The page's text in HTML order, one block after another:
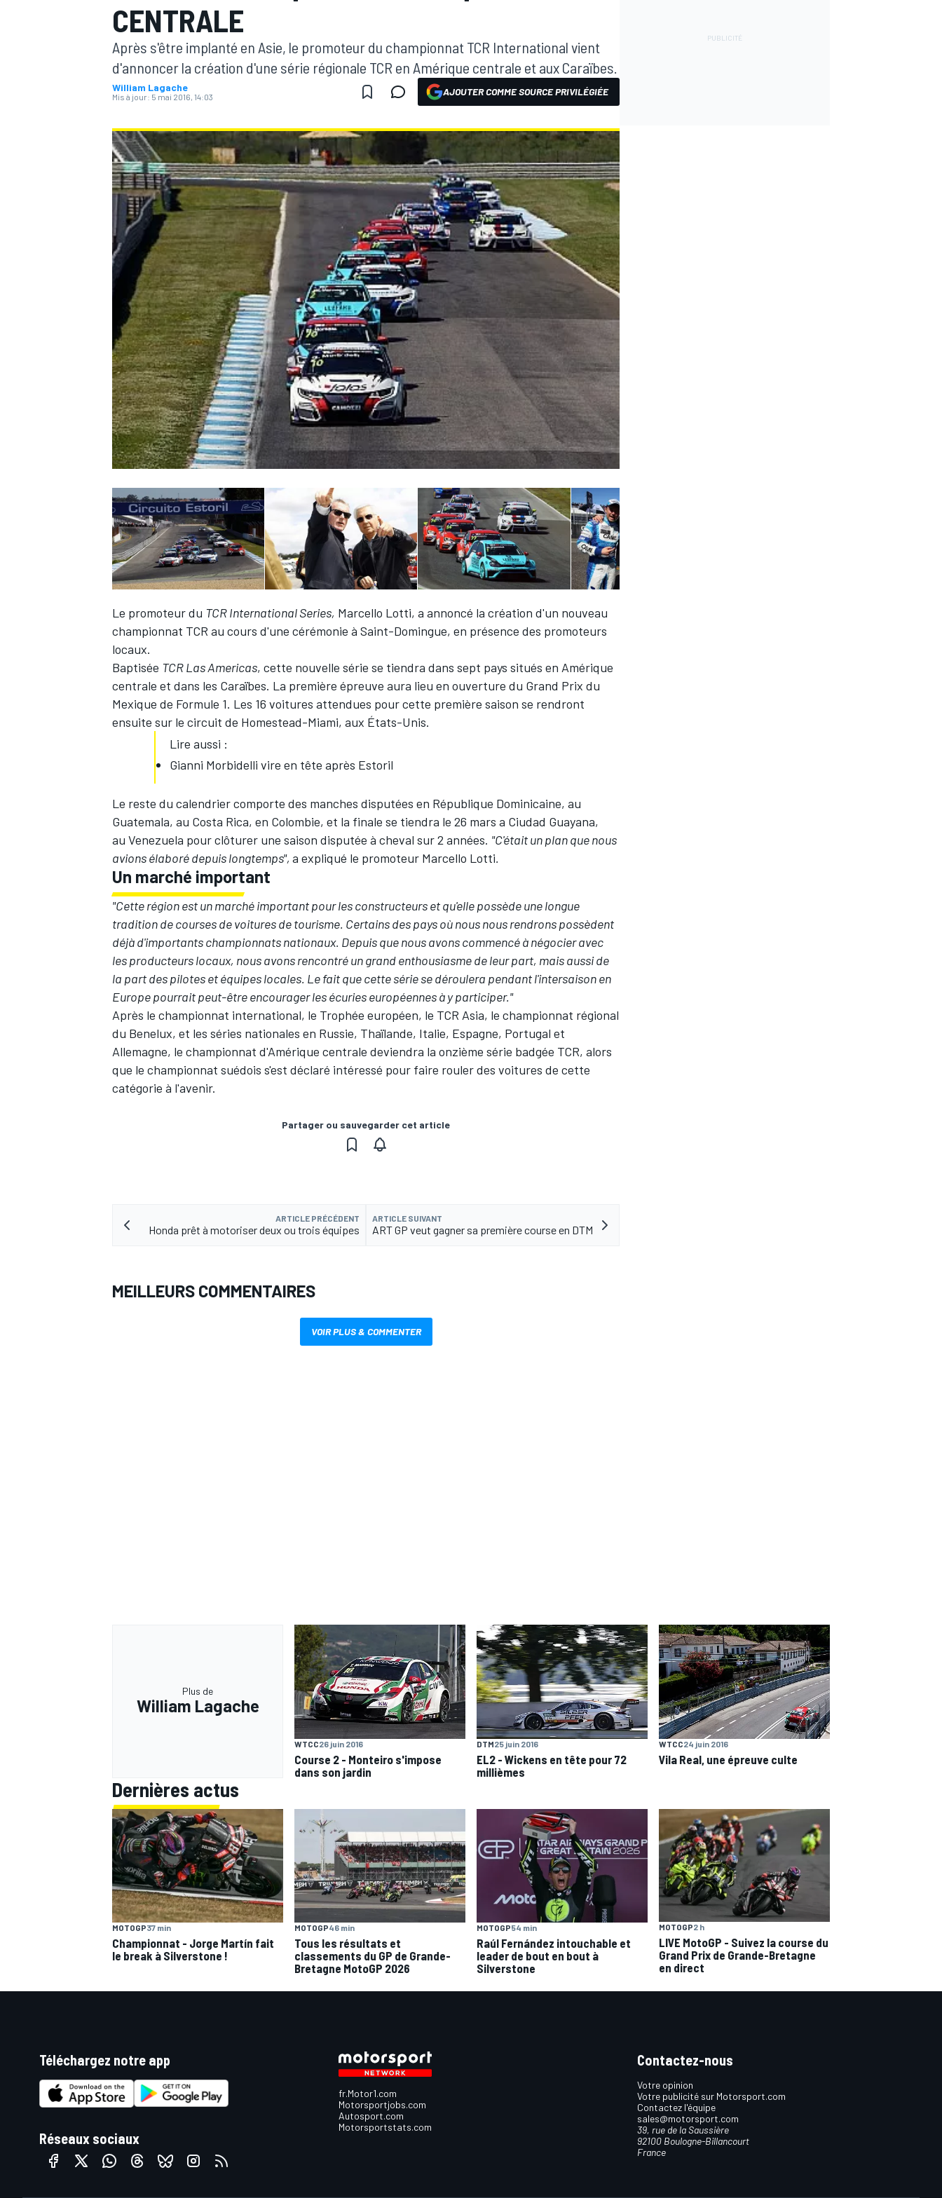
WRC
WEC
CENTRALE
Après s'être implanté en Asie, le promoteur du championnat TCR International vient
d'annoncer la création d'une série régionale TCR en Amérique centrale et aux Caraïbes.
William Lagache
Mis à jour: 5 mai 2016, 14:03 AJOUTER COMME SOURCE PRIVILÉGIÉE
Le promoteur du TCR International Series, Marcello Lotti, a annoncé la création d'un nouveau
championnat TCR au cours d'une cérémonie à Saint-Domingue, en présence des promoteurs
locaux.
Baptisée TCR Las Americas, cette nouvelle série se tiendra dans sept pays situés en Amérique
centrale et dans les Caraïbes. La première épreuve aura lieu en ouverture du Grand Prix du
Mexique de Formule 1. Les 16 voitures attendues pour cette première saison se rendront
ensuite sur le circuit de Homestead-Miami, aux États-Unis.
Lire aussi :
Gianni Morbidelli vire en tête après Estoril
Le reste du calendrier comporte des manches disputées en République Dominicaine, au
Guatemala, au Costa Rica, en Colombie, et la finale se tiendra le 26 mars a Ciudad Guayana,
au Venezuela pour clôturer une saison disputée à cheval sur 2 années. "C'était un plan que nous
avions élaboré depuis longtemps", a expliqué le promoteur Marcello Lotti.
Un marché important
"Cette région est un marché important pour les constructeurs et qu'elle possède une longue
tradition de courses de voitures de tourisme. Certains des pays où nous nous rendrons possèdent
déjà d'importants championnats nationaux. Depuis que nous avons commencé à négocier avec
les producteurs locaux, nous avons rencontré un grand enthousiasme de leur part, mais aussi de
la part des pilotes et équipes locales. Le fait que cette série se déroulera pendant l'intersaison en
Europe pourrait peut-être encourager les écuries européennes à y participer."
Après le championnat international, le Trophée européen, le TCR Asia, le championnat régional
du Benelux, et les séries nationales en Russie, Thaïlande, Italie, Espagne, Portugal et
Allemagne, le championnat d'Amérique centrale deviendra la onzième série badgée TCR, alors
que le championnat suédois s'est déclaré intéressé pour faire rouler des voitures de cette
catégorie à l'avenir.
Partager ou sauvegarder cet article
ARTICLE PRÉCÉDENT
Honda prêt à motoriser deux ou trois équipes
ARTICLE SUIVANT
ART GP veut gagner sa première course en DTM
MEILLEURS COMMENTAIRES
VOIR PLUS & COMMENTER
Plus de
William Lagache
WTCC26 juin 2016
Course 2 - Monteiro s'impose
dans son jardin
DTM25 juin 2016
EL2 - Wickens en tête pour 72
millièmes
WTCC24 juin 2016
Vila Real, une épreuve culte
Dernières actus
MOTOGP37 min
Championnat - Jorge Martín fait
le break à Silverstone !
MOTOGP46 min
Tous les résultats et
classements du GP de Grande-
Bretagne MotoGP 2026
MOTOGP54 min
Raúl Fernández intouchable et
leader de bout en bout à
Silverstone
MOTOGP2 h
LIVE MotoGP - Suivez la course du
Grand Prix de Grande-Bretagne
en direct
Téléchargez notre app
Réseaux sociaux
fr.Motor1.com
Motorsportjobs.com
Autosport.com
Motorsportstats.com
Contactez-nous
Votre opinion
Votre publicité sur Motorsport.com
Contactez l'équipe
sales@motorsport.com
39, rue de la Saussière
92100 Boulogne-Billancourt
France